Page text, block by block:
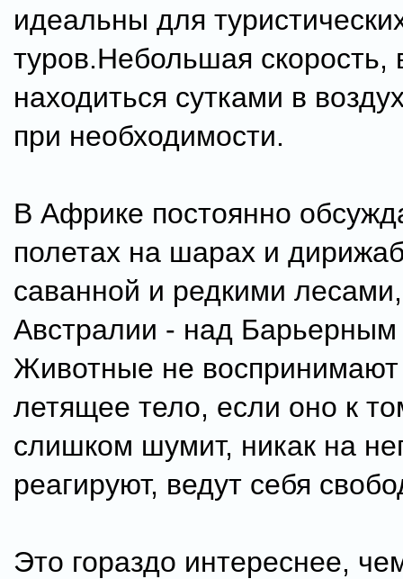
идеальны для
туров.Небольшая скорость,
находиться сутками в
при необходимости.
В Африке постоянно
полетах на шарах и
саванной и редкими
Австралии - над
Животные не
летящее тело, если оно к
слишком шумит, никак на
реагируют, ведут себя
Это гораздо интереснее,